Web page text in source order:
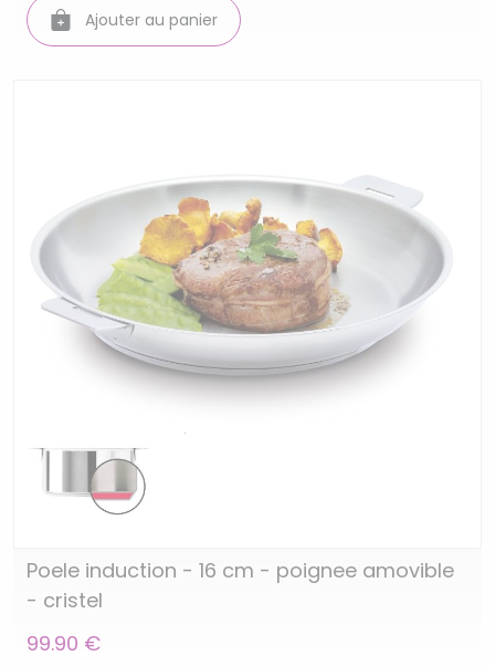
Ajouter au panier
Poele induction - 16 cm - poignee amovible
- cristel
99.90 €